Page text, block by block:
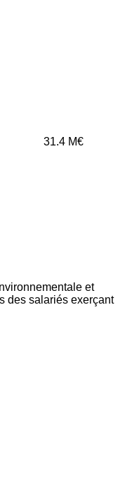
31.4 M€
et
des salariés exerçant